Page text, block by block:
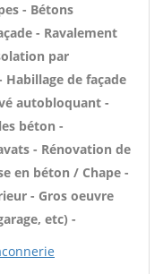
- Bétons
- Ravalement
par
de façade
autobloquant -
béton -
- Rénovation de
en béton / Chape -
- Gros oeuvre
etc) -